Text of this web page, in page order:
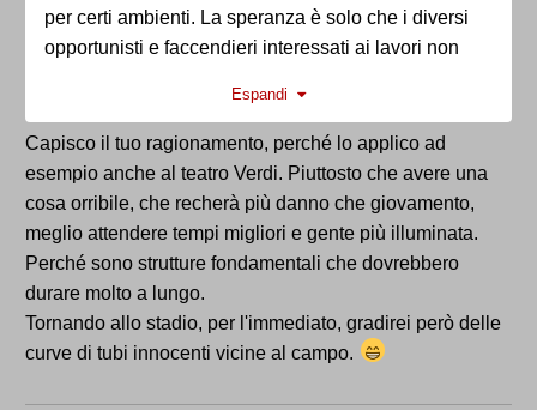
per certi ambienti. La speranza è solo che i diversi
opportunisti e faccendieri interessati ai lavori non
Diciamo che con questo livello e vista la disparità di
interessi da tutelare c'è anche questa possibilità.
Le infrastrutture sportive (mi limito a quelle) sono
necessariamente espressione della società
calcistica che le commissiona e le paga,
rappresentano le sue ambizioni, la sua capacità
progettuale e organizzativa.
Quindi, nel nostro caso, meglio aspettare la
prossima gestione incrociando le dita che sia la volta
Espandi
Capisco il tuo ragionamento, perché lo applico ad
esempio anche al teatro Verdi. Piuttosto che avere una
cosa orribile, che recherà più danno che giovamento,
meglio attendere tempi migliori e gente più illuminata.
Perché sono strutture fondamentali che dovrebbero
durare molto a lungo.
Tornando allo stadio, per l'immediato, gradirei però delle
curve di tubi innocenti vicine al campo.